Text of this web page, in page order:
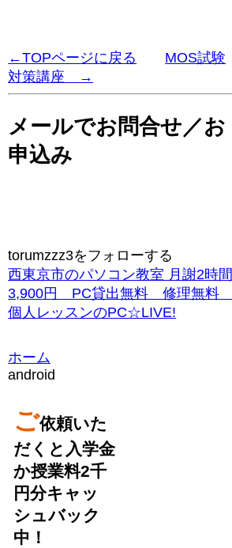
←TOPページに戻る
MOS試験
対策講座 →
メールでお問合せ／お
申込み
torumzzz3をフォローする
西東京市のパソコン教室 月謝2時間
3,900円 PC貸出無料 修理無料
個人レッスンのPC☆LIVE!
ホーム
android
ご依頼いた
だくと入学金
か授業料2千
円分キャッ
シュバック
中！